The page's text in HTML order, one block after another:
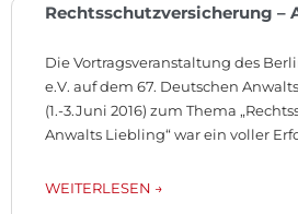
Rechtsschutzversicherung –
Die Vortragsveranstaltung des
e.V. auf dem 67. Deutschen
(1.-3.Juni 2016) zum Thema
Anwalts Liebling“ war ein voller
WEITERLESEN →